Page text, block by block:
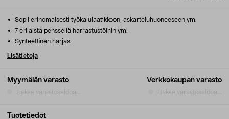
Myymälän varasto Verkkokaupan varasto
Sopii erinomaisesti työkalulaatikkoon, askarteluhuoneeseen ym.
7 erilaista pensseliä harrastustöihin ym.
Synteettinen harjas.
Lisätietoja
Tuotetiedot